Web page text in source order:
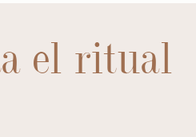
el ritual